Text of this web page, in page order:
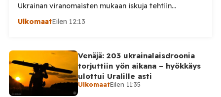
Ukrainan viranomaisten mukaan iskuja tehtiin
drooneilla ja tykistöllä viidelle eri alueelle.
kertoi perjantaiaamuna 7. elokuuta julkaisemassaan
Telegram-päivityksessä, että Venäjän joukot
hyökkäsivät yön aikana yli 20 kertaa viidelle alueelle.
Nikopolin alueella iskuja kohdistui Nikopolin
kaupunkiin sekä […]
UlkomaatEilen 12:13
Venäjä: 203 ukrainalaisdroonia
torjuttiin yön aikana – hyökkäys
ulottui Uralille asti
UlkomaatEilen 11:35